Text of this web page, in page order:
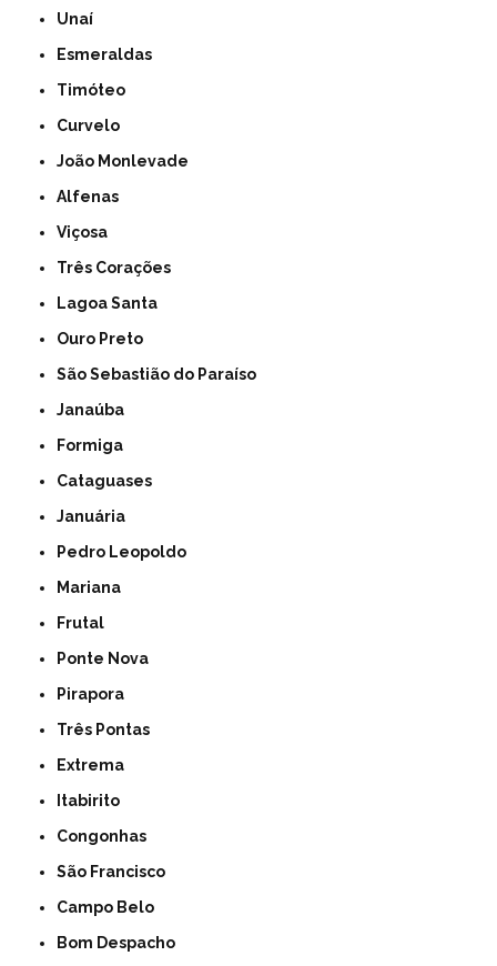
Unaí
Esmeraldas
Timóteo
Curvelo
João Monlevade
Alfenas
Viçosa
Três Corações
Lagoa Santa
Ouro Preto
São Sebastião do Paraíso
Janaúba
Formiga
Cataguases
Januária
Pedro Leopoldo
Mariana
Frutal
Ponte Nova
Pirapora
Três Pontas
Extrema
Itabirito
Congonhas
São Francisco
Campo Belo
Bom Despacho